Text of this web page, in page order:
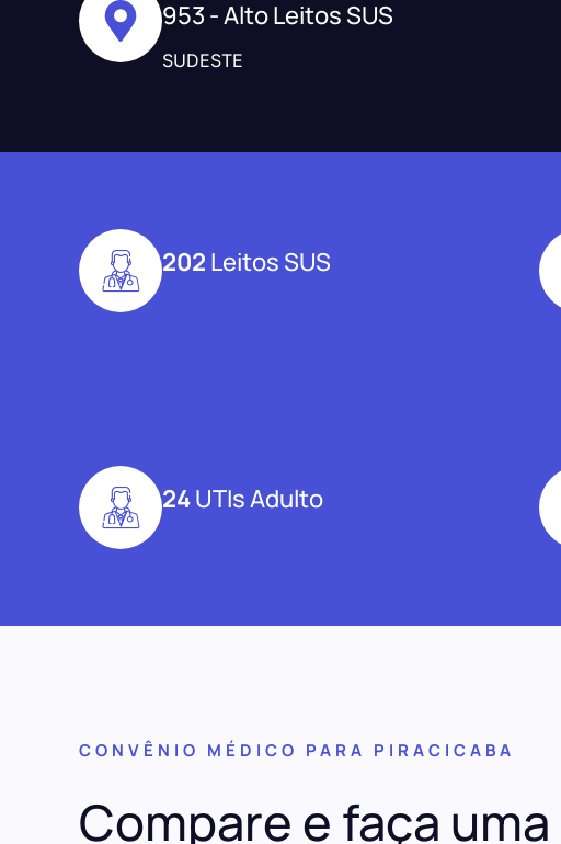
953 - Alto Leitos SUS
SUDESTE
202 Leitos SUS
24UTIs Adulto
CONVÊNIO MÉDICO PARA PIRACICABA
Compare e faça uma